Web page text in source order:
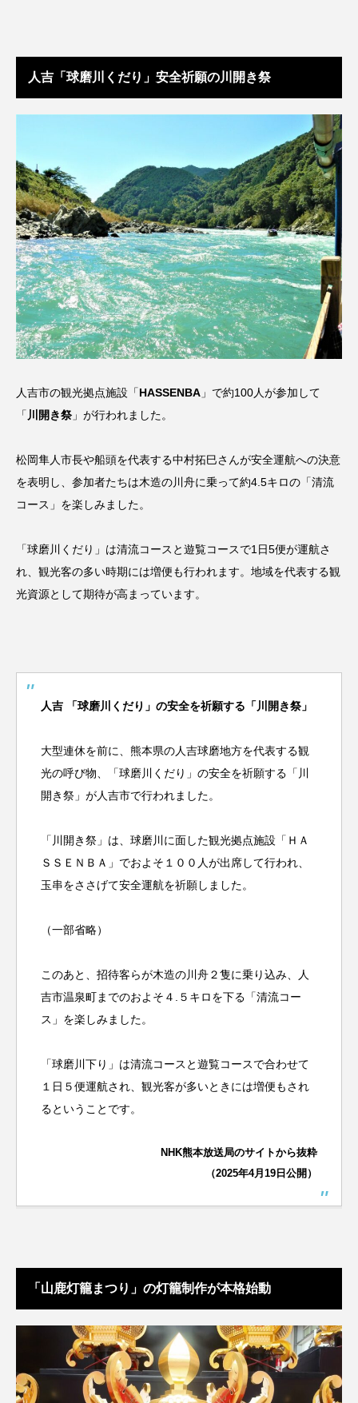
人吉「球磨川くだり」安全祈願の川開き祭
人吉市の観光拠点施設「HASSENBA 」で約100人が参加して
「 川開き祭 」が行われました。
松岡隼人市長や船頭を代表する中村拓巳さんが安全運航への決意
を表明し、参加者たちは木造の川舟に乗って約4.5キロの「清流
コース」を楽しみました。
「球磨川くだり」は清流コースと遊覧コースで1日5便が運航さ
れ、観光客の多い時期には増便も行われます。地域を代表する観
光資源として期待が高まっています。
人吉 「球磨川くだり」の安全を祈願する「川開き祭」
大型連休を前に、熊本県の人吉球磨地方を代表する観
光の呼び物、「球磨川くだり」の安全を祈願する「川
開き祭」が人吉市で行われました。
「川開き祭」は、球磨川に面した観光拠点施設「ＨＡ
ＳＳＥＮＢＡ」でおよそ１００人が出席して行われ、
玉串をささげて安全運航を祈願しました。
（一部省略）
このあと、招待客らが木造の川舟２隻に乗り込み、人
吉市温泉町までのおよそ４.５キロを下る「清流コー
ス」を楽しみました。
「球磨川下り」は清流コースと遊覧コースで合わせて
１日５便運航され、観光客が多いときには増便もされ
るということです。
NHK熊本放送局のサイトから抜粋
（2025年4月19日公開）
「山鹿灯籠まつり」の灯籠制作が本格始動